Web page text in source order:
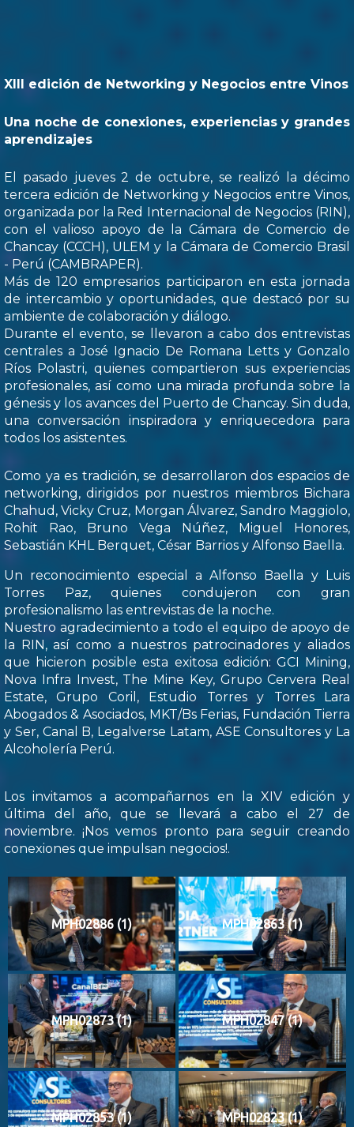
XIII edición de Networking y Negocios entre Vinos
Una noche de conexiones, experiencias y grandes
aprendizajes
El pasado jueves 2 de octubre, se realizó la décimo
tercera edición de Networking y Negocios entre Vinos,
organizada por la Red Internacional de Negocios (RIN),
con el valioso apoyo de la Cámara de Comercio de
Chancay (CCCH), ULEM y la Cámara de Comercio Brasil
- Perú (CAMBRAPER).
Más de 120 empresarios participaron en esta jornada
de intercambio y oportunidades, que destacó por su
ambiente de colaboración y diálogo.
Durante el evento, se llevaron a cabo dos entrevistas
centrales a José Ignacio De Romana Letts y Gonzalo
Ríos Polastri, quienes compartieron sus experiencias
profesionales, así como una mirada profunda sobre la
génesis y los avances del Puerto de Chancay. Sin duda,
una conversación inspiradora y enriquecedora para
todos los asistentes.
Como ya es tradición, se desarrollaron dos espacios de
networking, dirigidos por nuestros miembros Bichara
Chahud, Vicky Cruz, Morgan Álvarez, Sandro Maggiolo,
Rohit Rao, Bruno Vega Núñez, Miguel Honores,
Sebastián KHL Berquet, César Barrios y Alfonso Baella.
Un reconocimiento especial a Alfonso Baella y Luis
Torres Paz, quienes condujeron con gran
profesionalismo las entrevistas de la noche.
Nuestro agradecimiento a todo el equipo de apoyo de
la RIN, así como a nuestros patrocinadores y aliados
que hicieron posible esta exitosa edición: GCI Mining,
Nova Infra Invest, The Mine Key, Grupo Cervera Real
Estate, Grupo Coril, Estudio Torres y Torres Lara
Abogados & Asociados, MKT/Bs Ferias, Fundación Tierra
y Ser, Canal B, Legalverse Latam, ASE Consultores y La
Alcoholería Perú.
Los invitamos a acompañarnos en la XIV edición y
última del año, que se llevará a cabo el 27 de
noviembre. ¡Nos vemos pronto para seguir creando
conexiones que impulsan negocios!.
MPH02886 (1) MPH02863 (1)
MPH02873 (1) MPH02847 (1)
MPH02853 (1) MPH02823 (1)